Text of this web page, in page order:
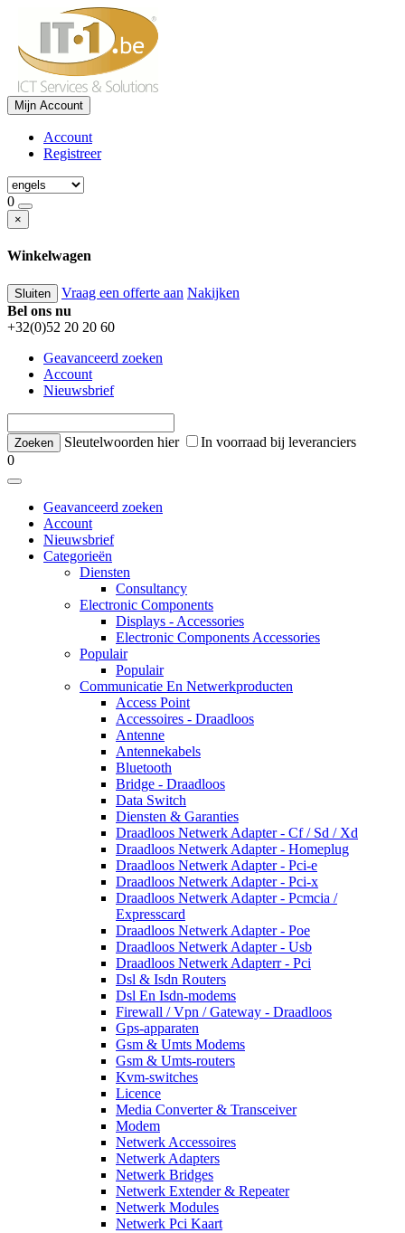
Mijn Account
Account
Registreer
0
×
Winkelwagen
Sluiten Vraag een offerte aan Nakijken
Bel ons nu
+32(0)52 20 20 60
Geavanceerd zoeken
Account
Nieuwsbrief
Sleutelwoorden hier
In voorraad bij leveranciers
0
Geavanceerd zoeken
Account
Nieuwsbrief
Categorieën
Diensten
Consultancy
Electronic Components
Displays - Accessories
Electronic Components Accessories
Populair
Populair
Communicatie En Netwerkproducten
Access Point
Accessoires - Draadloos
Antenne
Antennekabels
Bluetooth
Bridge - Draadloos
Data Switch
Diensten & Garanties
Draadloos Netwerk Adapter - Cf / Sd / Xd
Draadloos Netwerk Adapter - Homeplug
Draadloos Netwerk Adapter - Pci-e
Draadloos Netwerk Adapter - Pci-x
Draadloos Netwerk Adapter - Pcmcia /
Expresscard
Draadloos Netwerk Adapter - Poe
Draadloos Netwerk Adapter - Usb
Draadloos Netwerk Adapterr - Pci
Dsl & Isdn Routers
Dsl En Isdn-modems
Firewall / Vpn / Gateway - Draadloos
Gps-apparaten
Gsm & Umts Modems
Gsm & Umts-routers
Kvm-switches
Licence
Media Converter & Transceiver
Modem
Netwerk Accessoires
Netwerk Adapters
Netwerk Bridges
Netwerk Extender & Repeater
Netwerk Modules
Netwerk Pci Kaart